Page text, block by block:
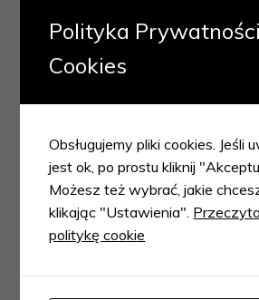
Twój adres email nie zostanie
Wymagane pola są oznaczone
Polityka
Cookies
Obsługujemy pliki cookies. Jeśli
jest ok, po prostu kliknij
Możesz też wybrać, jakie
klikając "Ustawienia".
politykę cookie